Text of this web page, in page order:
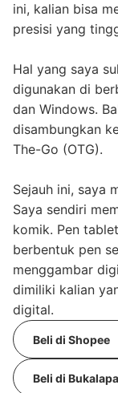
ini, kalian bisa
presisi yang
Hal yang saya
digunakan di
dan Windows.
disambungkan
The-Go (OTG).
Sejauh ini, saya
Saya sendiri
komik. Pen
berbentuk pen
menggambar
dimiliki kalian
digital.
Beli di Shopee
Beli di